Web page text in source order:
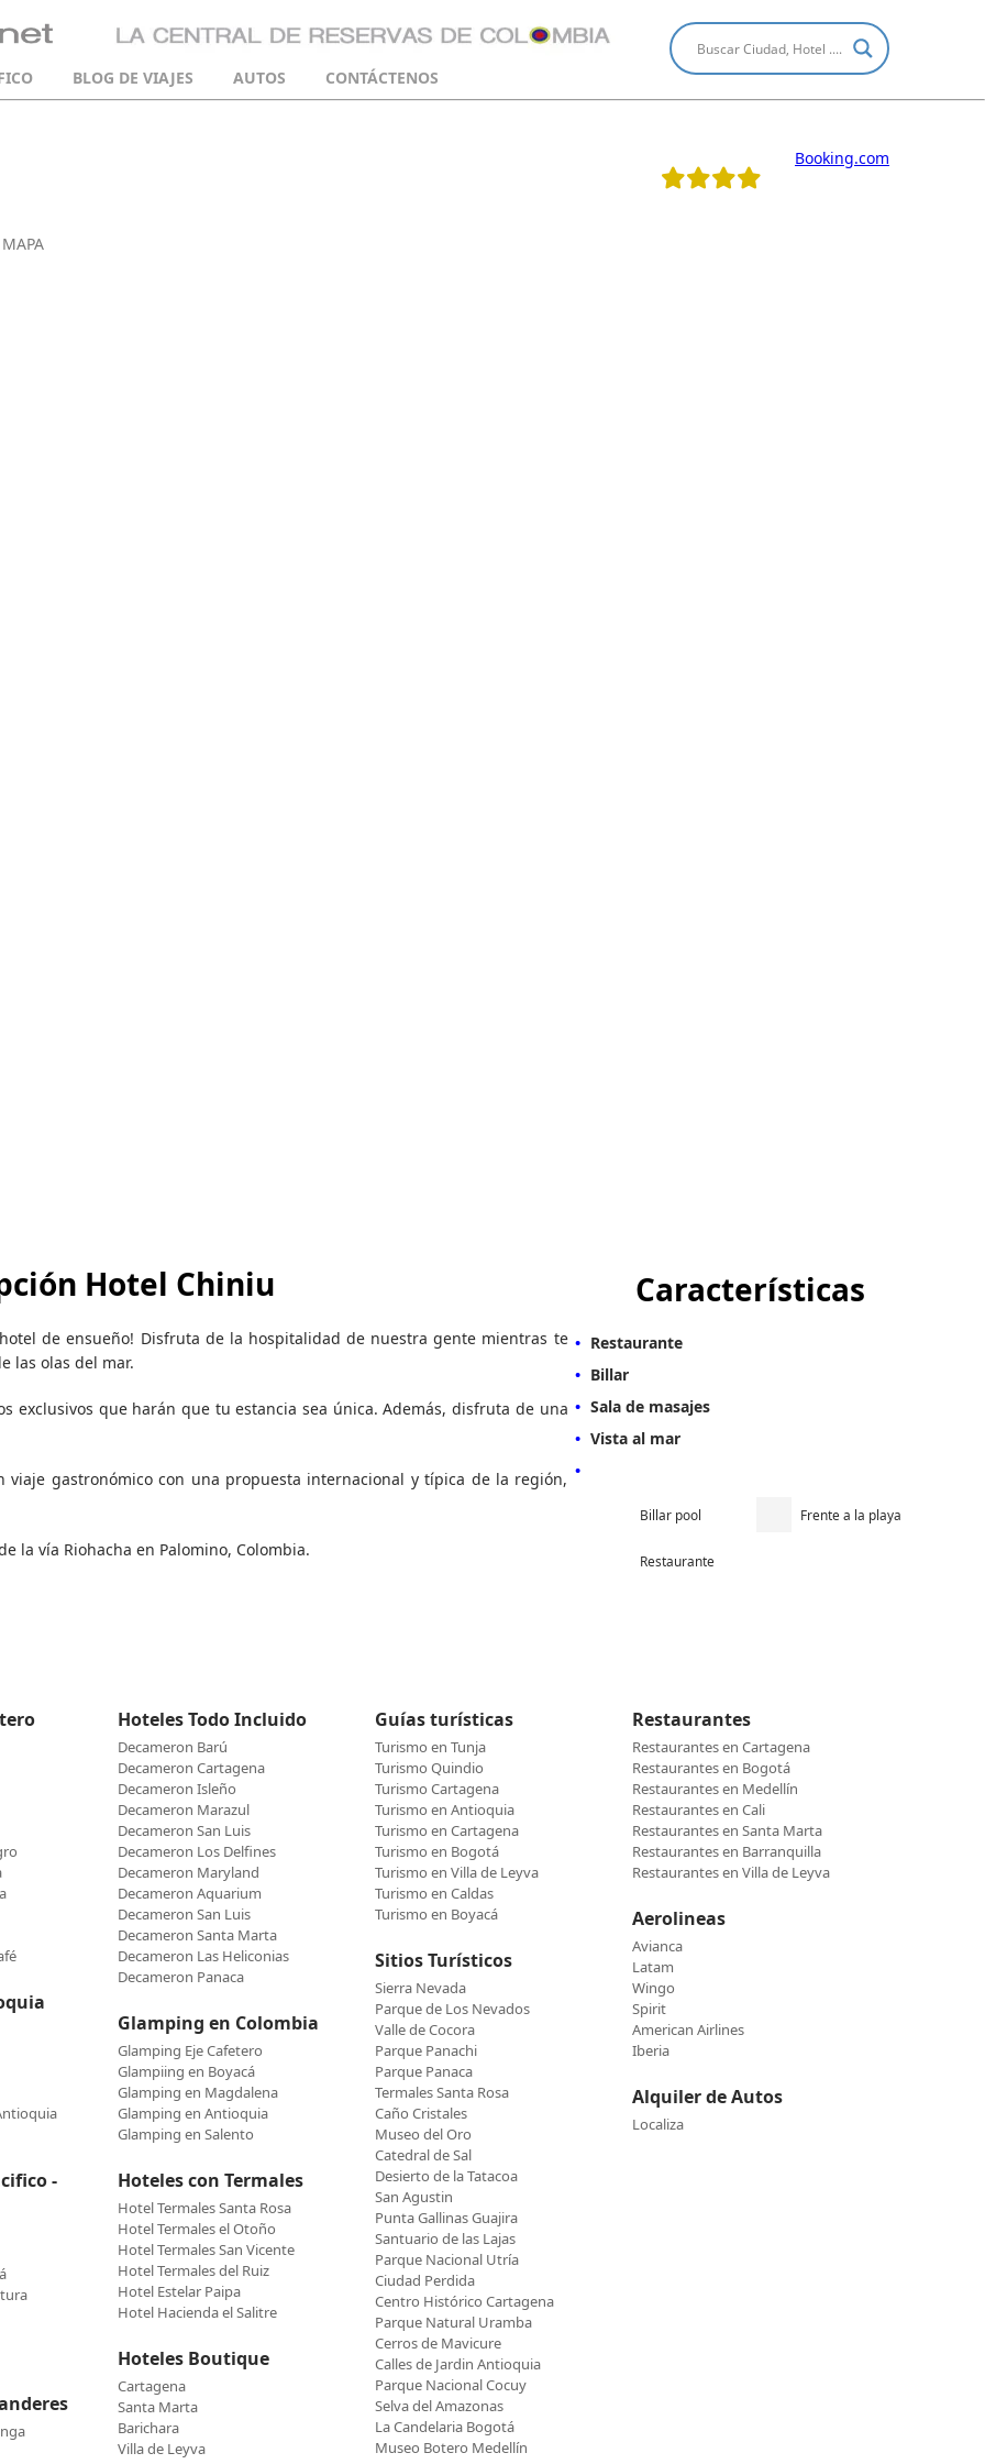
BLOG DE VIAJES AUTOS CONTÁCTENOS
Booking.com
Hotel Chiniu
de ensueño! Disfruta de la hospitalidad de nuestra gente mientras te
las olas del mar.
exclusivos que harán que tu estancia sea única. Además, disfruta de una
gastronómico con una propuesta internacional y típica de la región,
la vía Riohacha en Palomino, Colombia.
Características
Restaurante
Billar
Sala de masajes
Vista al mar
Billar pool Frente a la playa
Restaurante
-
Hoteles Todo Incluido
Decameron Barú
Decameron Cartagena
Decameron Isleño
Decameron Marazul
Decameron San Luis
Decameron Los Delfines
Decameron Maryland
Decameron Aquarium
Decameron San Luis
Decameron Santa Marta
Decameron Las Heliconias
Decameron Panaca
Glamping en Colombia
Glamping Eje Cafetero
Glampiing en Boyacá
Glamping en Magdalena
Glamping en Antioquia
Glamping en Salento
Hoteles con Termales
Hotel Termales Santa Rosa
Hotel Termales el Otoño
Hotel Termales San Vicente
Hotel Termales del Ruiz
Hotel Estelar Paipa
Hotel Hacienda el Salitre
Hoteles Boutique
Cartagena
Santa Marta
Barichara
Villa de Leyva
Guías turísticas
Turismo en Tunja
Turismo Quindio
Turismo Cartagena
Turismo en Antioquia
Turismo en Cartagena
Turismo en Bogotá
Turismo en Villa de Leyva
Turismo en Caldas
Turismo en Boyacá
Sitios Turísticos
Sierra Nevada
Parque de Los Nevados
Valle de Cocora
Parque Panachi
Parque Panaca
Termales Santa Rosa
Caño Cristales
Museo del Oro
Catedral de Sal
Desierto de la Tatacoa
San Agustin
Punta Gallinas Guajira
Santuario de las Lajas
Parque Nacional Utría
Ciudad Perdida
Centro Histórico Cartagena
Parque Natural Uramba
Cerros de Mavicure
Calles de Jardin Antioquia
Parque Nacional Cocuy
Selva del Amazonas
La Candelaria Bogotá
Museo Botero Medellín
Restaurantes
Restaurantes en Cartagena
Restaurantes en Bogotá
Restaurantes en Medellín
Restaurantes en Cali
Restaurantes en Santa Marta
Restaurantes en Barranquilla
Restaurantes en Villa de Leyva
Aerolineas
Avianca
Latam
Wingo
Spirit
American Airlines
Iberia
Alquiler de Autos
Localiza